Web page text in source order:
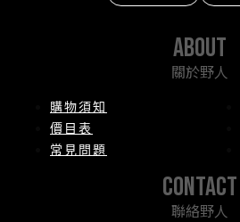
about
關於野人
購物須知
價目表
常見問題
contact
聯絡野人